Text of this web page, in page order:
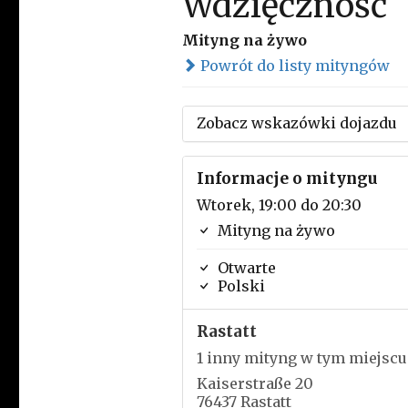
Mityng na żywo
Powrót do listy mityngów
Zobacz wskazówki dojazdu
Informacje o mityngu
Wtorek, 19:00 do 20:30
Mityng na żywo
Otwarte
Polski
Rastatt
1 inny mityng w tym miejscu
Kaiserstraße 20
76437 Rastatt